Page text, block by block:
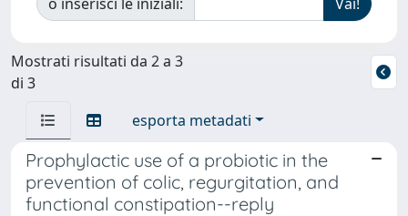
Mostrati risultati da 2 a 3
di 3
esporta metadati
Prophylactic use of a probiotic in the
prevention of colic, regurgitation, and
functional constipation--reply